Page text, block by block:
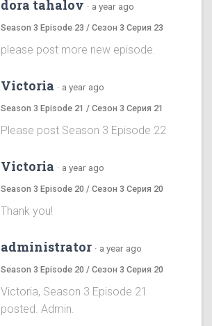
dora tahalov · a year ago
Season 3 Episode 23 / Сезон 3 Серия 23
please post more new episode.
Victoria · a year ago
Season 3 Episode 21 / Сезон 3 Серия 21
Please post Season 3 Episode 22
Victoria · a year ago
Season 3 Episode 20 / Сезон 3 Серия 20
Thank you!
administrator · a year ago
Season 3 Episode 20 / Сезон 3 Серия 20
Victoria, Season 3 Episode 21
posted. Admin.